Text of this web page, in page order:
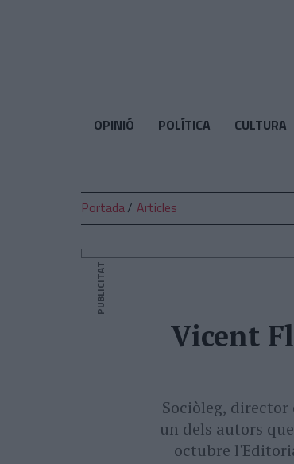
OPINIÓ POLÍTICA CULTURA
Portada Articles
PUBLICITAT
Vicent
Sociòleg,
un dels autors
octubre